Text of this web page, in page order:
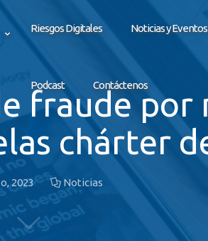
Riesgos Digitales Noticias y Eventos
Podcast Contáctenos
fraude por
chárter
2023 Noticias